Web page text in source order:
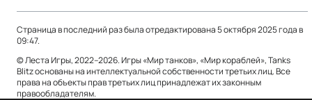
Страница в последний раз была отредактирована 5 октября 2025 года в
09:47.
© Леста Игры, 2022–2026. Игры «Мир танков», «Мир кораблей», Tanks
Blitz основаны на интеллектуальной собственности третьих лиц. Все
права на объекты прав третьих лиц принадлежат их законным
правообладателям.